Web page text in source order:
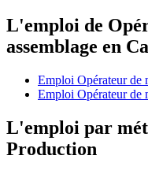
L'emploi de
assemblage en
Emploi Opérateur de
Emploi Opérateur de
L'emploi par
Production